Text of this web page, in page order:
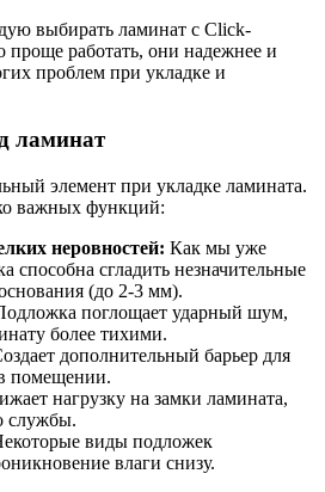
выбирать ламинат с Click-
проще работать, они надежнее и
проблем при укладке и
ламинат
элемент при укладке ламината.
важных функций:
неровностей: Как мы уже
способна сгладить незначительные
(до 2-3 мм).
поглощает ударный шум,
более тихими.
дополнительный барьер для
помещении.
нагрузку на замки ламината,
службы.
виды подложек
влаги снизу.